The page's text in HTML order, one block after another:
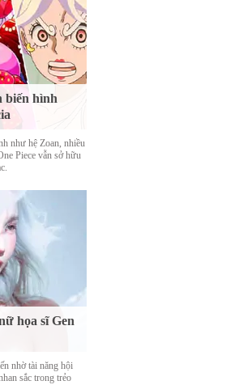
biến hình
như hệ Zoan, nhiều
Piece vẫn sở hữu
họa sĩ Gen
nhờ tài năng hội
sắc trong trẻo